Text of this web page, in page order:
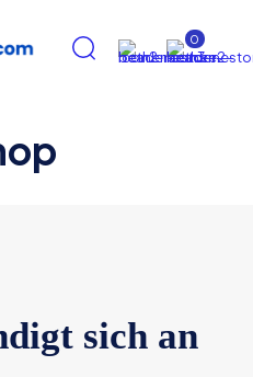
0
sich an